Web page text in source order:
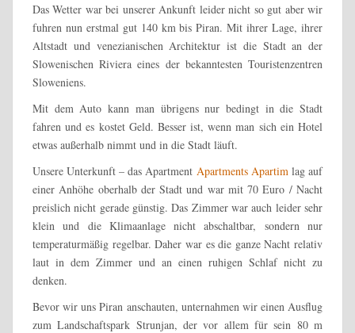
Das Wetter war bei unserer Ankunft leider nicht so gut aber wir
fuhren nun erstmal gut 140 km bis Piran. Mit ihrer Lage, ihrer
Altstadt und venezianischen Architektur ist die Stadt an der
Slowenischen Riviera eines der bekanntesten Touristenzentren
Sloweniens.
Mit dem Auto kann man übrigens nur bedingt in die Stadt
fahren und es kostet Geld. Besser ist, wenn man sich ein Hotel
etwas außerhalb nimmt und in die Stadt läuft.
Unsere Unterkunft – das Apartment Apartments Apartim lag auf
einer Anhöhe oberhalb der Stadt und war mit 70 Euro / Nacht
preislich nicht gerade günstig. Das Zimmer war auch leider sehr
klein und die Klimaanlage nicht abschaltbar, sondern nur
temperaturmäßig regelbar. Daher war es die ganze Nacht relativ
laut in dem Zimmer und an einen ruhigen Schlaf nicht zu
denken.
Bevor wir uns Piran anschauten, unternahmen wir einen Ausflug
zum Landschaftspark Strunjan, der vor allem für sein 80 m